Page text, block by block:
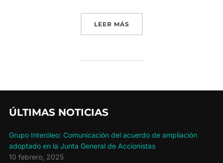
LEER MÁS«GRUPO INTERÓLEO
ÚLTIMAS NOTICIAS
Grupo Interóleo: Comunicación del acuerdo de ampliación
adoptado en la Junta General de Accionistas
10 febrero, 2025